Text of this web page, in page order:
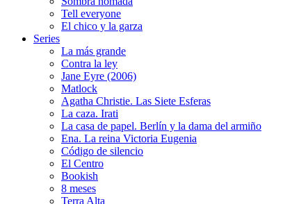
Tell everyone
El chico y la garza
Series
La más grande
Contra la ley
Jane Eyre (2006)
Matlock
Agatha Christie. Las Siete Esferas
La caza. Irati
La casa de papel. Berlín y la dama del armiño
Ena. La reina Victoria Eugenia
Código de silencio
El Centro
Bookish
8 meses
Terra Alta